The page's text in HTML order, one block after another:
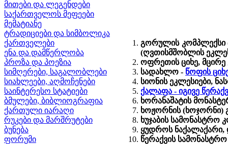
მითები და ლეგენდები
საქართველოს მეფეები
მემატიანე
ტრადიციები და სიმბოლიკა
ქართველები
ენა და დამწერლობა
პროზა და პოეზია
სიმღერები, საგალობლები
სიახლეები, აღმოჩენები
საინტერესო სტატიები
ბმულები, ბიბლიოგრაფია
ქართული იარაღი
რუკები და მარშრუტები
ბუნება
ფორუმი
გორულის კომპლექსი
(ღვთისმშობლის
ოფრეთის ციხე, მცირე
სადახლო - წოფის
სიონის ეკლესიები,
ქალაფა - იგივე
ხორანაშატის
ხოჟორნის (ხოჯორნი)
ხუჯაბის სამონასტრო
ყუდროს ნაქალაქარი,
წერაქვის